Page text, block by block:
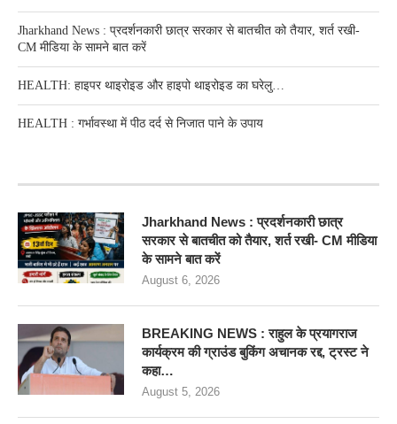
Jharkhand News : प्रदर्शनकारी छात्र सरकार से बातचीत को तैयार, शर्त रखी-
CM मीडिया के सामने बात करें
HEALTH: हाइपर थाइरोइड और हाइपो थाइरोइड का घरेलु…
HEALTH : गर्भावस्था में पीठ दर्द से निजात पाने के उपाय
Jharkhand News : प्रदर्शनकारी छात्र
सरकार से बातचीत को तैयार, शर्त रखी- CM मीडिया
के सामने बात करें
August 6, 2026
BREAKING NEWS : राहुल के प्रयागराज
कार्यक्रम की ग्राउंड बुकिंग अचानक रद्द, ट्रस्ट ने
कहा…
August 5, 2026